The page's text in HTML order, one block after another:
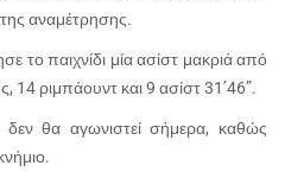
αναμέτρησης.
το παιχνίδι μία ασίστ μακριά από
14 ριμπάουντ και 9 ασίστ 31’46”.
θα αγωνιστεί σήμερα, καθώς